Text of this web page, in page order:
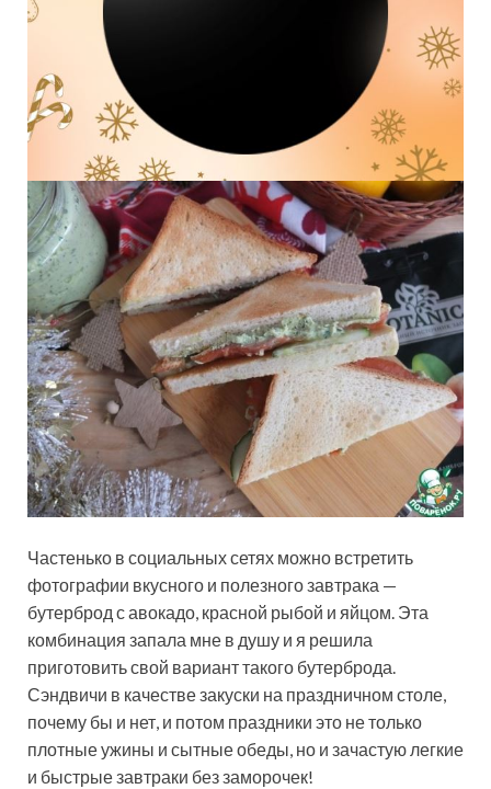
Частенько в социальных сетях можно встретить
фотографии вкусного и полезного завтрака —
бутерброд с авокадо, красной рыбой и яйцом. Эта
комбинация запала мне в душу и я решила
приготовить свой вариант такого бутерброда.
Сэндвичи в качестве закуски на праздничном столе,
почему бы и нет, и потом праздники это не только
плотные ужины и сытные обеды, но и зачастую легкие
и быстрые завтраки без заморочек!